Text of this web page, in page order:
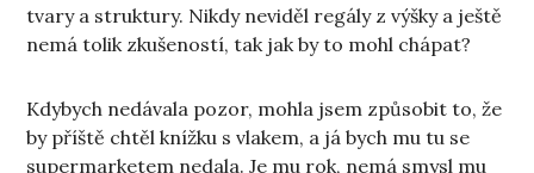
tvary a struktury. Nikdy neviděl regály z výšky a ještě
nemá tolik zkušeností, tak jak by to mohl chápat?
Kdybych nedávala pozor, mohla jsem způsobit to, že
by příště chtěl knížku s vlakem, a já bych mu tu se
supermarketem nedala. Je mu rok, nemá smysl mu